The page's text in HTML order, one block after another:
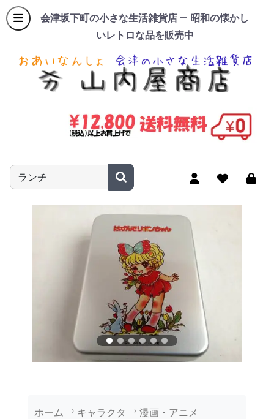
会津坂下町の小さな生活雑貨店 — 昭和の懐かし
いレトロな品を販売中
商品名やキーワードを入力
ホーム キャラクタ 漫画・アニメ